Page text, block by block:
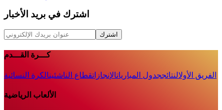
اشترك في بريد الأخبار
اشترك
كـــرة القـــدم
الفريق الأولالنتائججدول المبارياتالإنجازاتقطاع الناشئينالكرة النسائية
الألعاب الرياضية